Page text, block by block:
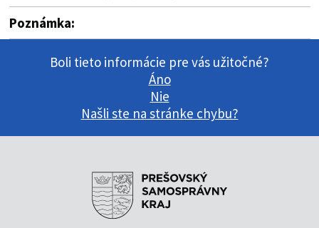
Poznámka:
Boli tieto informácie pre vás užitočné?
Áno
Nie
Našli ste na stránke chybu?